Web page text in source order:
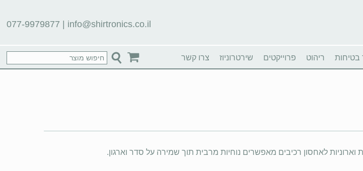
077-9979877 info@shirtronics.co.il
בטיחות ריהוט פרוייקטים שירטרוניוז צרו קשר
וארוניות לאחסון רכיבים מאפשרים נוחיות מרבית תוך שמירה על סדר וארגון.